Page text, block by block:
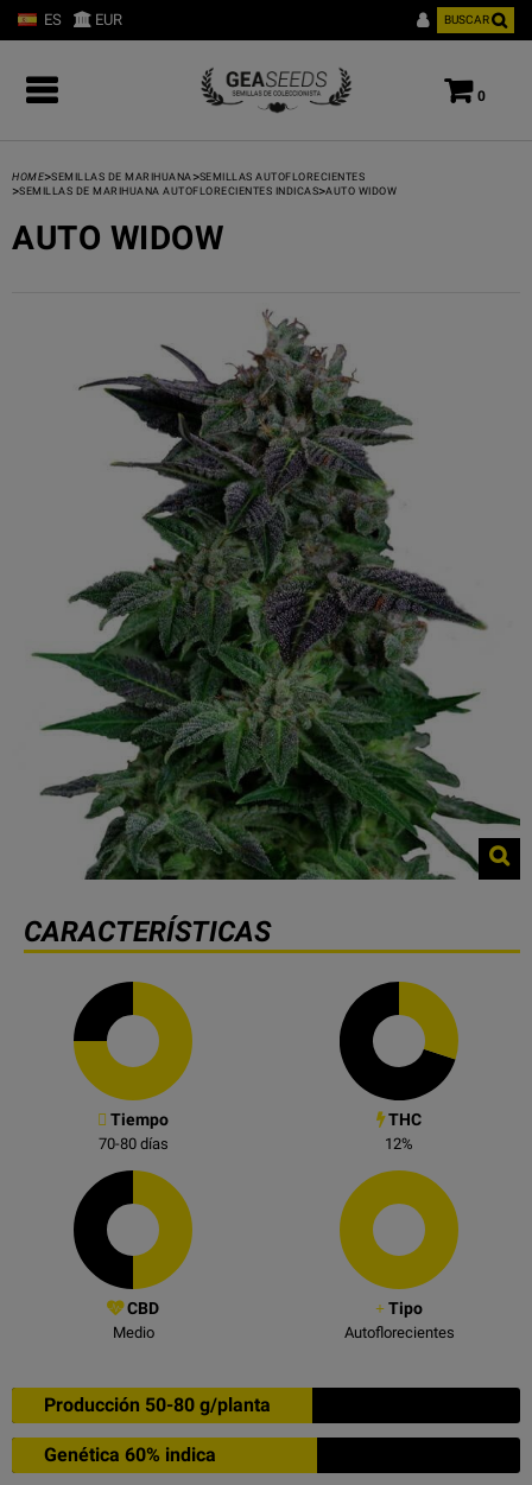
ES EUR BUSCAR
0
HOME>SEMILLAS DE MARIHUANA >SEMILLAS AUTOFLORECIENTES
>SEMILLAS DE MARIHUANA AUTOFLORECIENTES INDICAS>AUTO WIDOW
AUTO WIDOW
CARACTERÍSTICAS
Tiempo
70-80días
THC
12%
CBD
Medio
Tipo
Autoflorecientes
Producción 50-80 g/planta
Genética 60% indica